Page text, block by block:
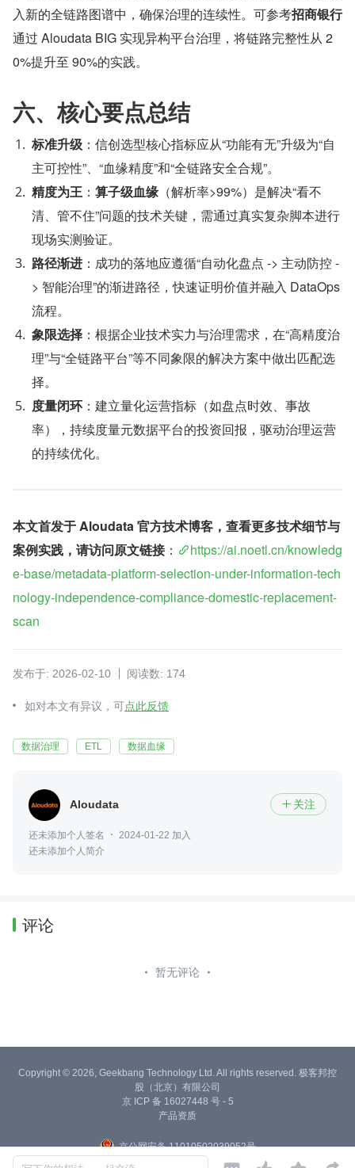
入新的全链路图谱中，确保治理的连续性。可参考招商银行
通过 Aloudata BIG 实现异构平台治理，将链路完整性从 2
0%提升至 90%的实践。
六、核心要点总结
标准升级 ：信创选型核心指标应从“功能有无”升级为“自
主可控性”、“血缘精度”和“全链路安全合规”。
精度为王 ： 算子级血缘 （解析率>99%）是解决“看不
清、管不住”问题的技术关键，需通过真实复杂脚本进行
现场实测验证。
路径渐进 ：成功的落地应遵循“自动化盘点 -> 主动防控 -
> 智能治理”的渐进路径，快速证明价值并融入 DataOps
流程。
象限选择 ：根据企业技术实力与治理需求，在“高精度治
理”与“全链路平台”等不同象限的解决方案中做出匹配选
择。
度量闭环：建立量化运营指标（如盘点时效、事故
率），持续度量元数据平台的投资回报，驱动治理运营
的持续优化。
本文首发于 Aloudata 官方技术博客，查看更多技术细节与
案例实践，请访问原文链接：
https://ai.noetl.cn/knowledg
e-base/metadata-platform-selection-under-information-tech
nology-independence-compliance-domestic-replacement-
scan
发布于: 2026-02-10 阅读数: 174
如对本文有异议，可点此反馈
数据治理 ETL 数据血缘
Aloudata  关注
还未添加个人签名
2024-01-22 加入
还未添加个人简介
评论
暂无评论
Copyright © 2026, Geekbang Technology Ltd. All rights reserved. 极客邦控
股（北京）有限公司
京 ICP 备 16027448 号 - 5
产品资质
京公网安备 11010502039052号